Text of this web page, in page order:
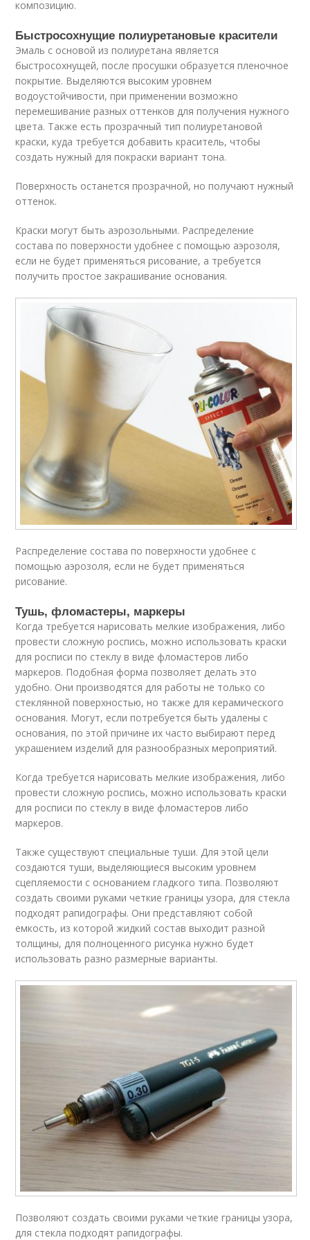
композицию.
Быстросохнущие полиуретановые красители
Эмаль с основой из полиуретана является
быстросохнущей, после просушки образуется пленочное
покрытие. Выделяются высоким уровнем
водоустойчивости, при применении возможно
перемешивание разных оттенков для получения нужного
цвета. Также есть прозрачный тип полиуретановой
краски, куда требуется добавить краситель, чтобы
создать нужный для покраски вариант тона.
Поверхность останется прозрачной, но получают нужный
оттенок.
Краски могут быть аэрозольными. Распределение
состава по поверхности удобнее с помощью аэрозоля,
если не будет применяться рисование, а требуется
получить простое закрашивание основания.
Распределение состава по поверхности удобнее с
помощью аэрозоля, если не будет применяться
рисование.
Тушь, фломастеры, маркеры
Когда требуется нарисовать мелкие изображения, либо
провести сложную роспись, можно использовать краски
для росписи по стеклу в виде фломастеров либо
маркеров. Подобная форма позволяет делать это
удобно. Они производятся для работы не только со
стеклянной поверхностью, но также для керамического
основания. Могут, если потребуется быть удалены с
основания, по этой причине их часто выбирают перед
украшением изделий для разнообразных мероприятий.
Когда требуется нарисовать мелкие изображения, либо
провести сложную роспись, можно использовать краски
для росписи по стеклу в виде фломастеров либо
маркеров.
Также существуют специальные туши. Для этой цели
создаются туши, выделяющиеся высоким уровнем
сцепляемости с основанием гладкого типа. Позволяют
создать своими руками четкие границы узора, для стекла
подходят рапидографы. Они представляют собой
емкость, из которой жидкий состав выходит разной
толщины, для полноценного рисунка нужно будет
использовать разно размерные варианты.
Позволяют создать своими руками четкие границы узора,
для стекла подходят рапидографы.